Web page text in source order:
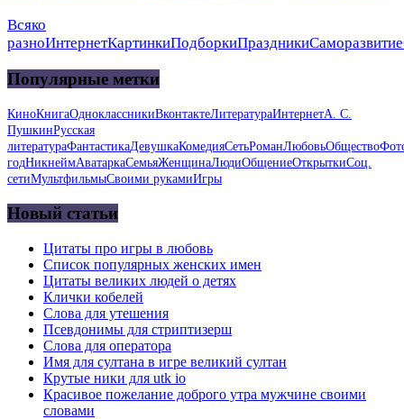
Всяко
разноИнтернетКартинкиПодборкиПраздникиСаморазвитие
Популярные метки
КиноКнигаОдноклассникиВконтактеЛитератураИнтернетА. С.
ПушкинРусская
литератураФантастикаДевушкаКомедияСетьРоманЛюбовьОбщество
годНикнеймАватаркаСемьяЖенщинаЛюдиОбщениеОткрыткиСоц.
сетиМультфильмыСвоими рукамиИгры
Новый статьи
Цитаты про игры в любовь
Список популярных женских имен
Цитаты великих людей о детях
Клички кобелей
Слова для утешения
Псевдонимы для стриптизерш
Слова для оператора
Имя для султана в игре великий султан
Крутые ники для utk io
Красивое пожелание доброго утра мужчине своими
словами